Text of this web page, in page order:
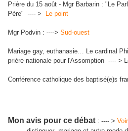
Prière du 15 août - Mgr Barbarin : "Le
Père" ---- >
Le point
Mgr Podvin : ----> Sud-ouest
Mariage gay, euthanasie… Le cardinal
prière nationale pour l'Assomption ---- >
Conférence catholique des baptisé(e)s
Mon avis pour ce débat : ---- >